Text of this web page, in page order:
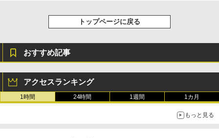
トップページに戻る
おすすめ記事
アクセスランキング
1時間 24時間 1週間 1カ月
もっと見る